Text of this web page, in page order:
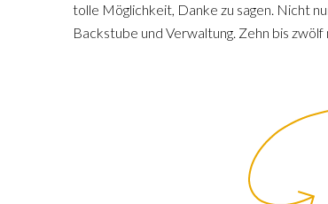
tolle Möglichkeit, Danke zu sagen. Nicht
Backstube und Verwaltung. Zehn bis